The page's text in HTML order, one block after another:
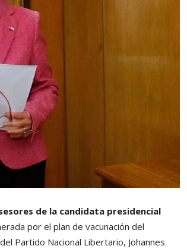
de la candidata presidencial
por el plan de vacunación del
Partido Nacional Libertario, Johannes